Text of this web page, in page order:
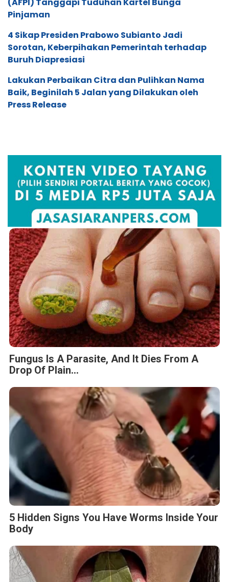
Pinjaman
4 Sikap Presiden Prabowo Subianto Jadi
Sorotan, Keberpihakan Pemerintah terhadap
Buruh Diapresiasi
Lakukan Perbaikan Citra dan Pulihkan Nama
Baik, Beginilah 5 Jalan yang Dilakukan oleh
Press Release
Fungus Is A Parasite, And It Dies From A
Drop Of Plain...
5 Hidden Signs You Have Worms Inside Your
Body